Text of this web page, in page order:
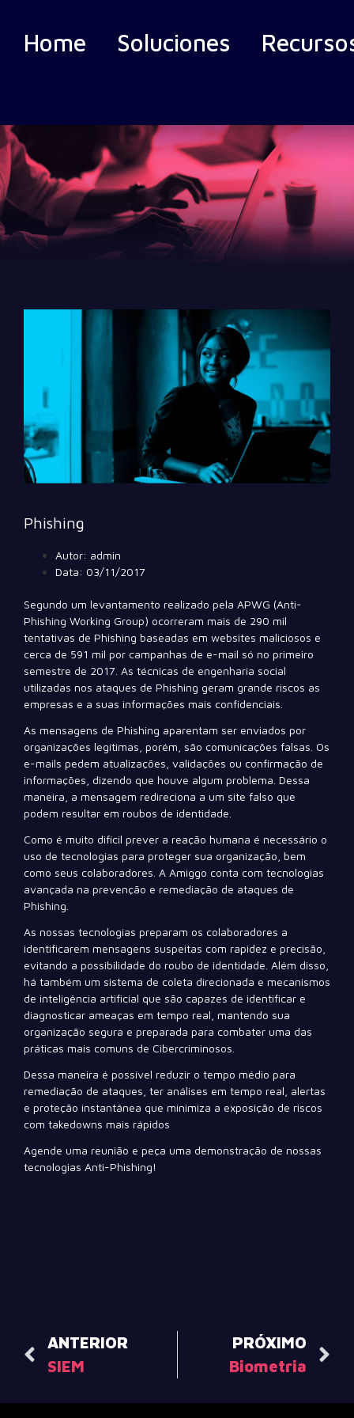
Home Soluciones
Phishing
Autor: admin
Data: 03/11/2017
Segundo um levantamento realizado pela APWG (Anti-
Phishing Working Group) ocorreram mais de 290 mil
tentativas de Phishing baseadas em websites maliciosos e
cerca de 591 mil por campanhas de e-mail só no primeiro
semestre de 2017. As técnicas de engenharia social
utilizadas nos ataques de Phishing geram grande riscos as
empresas e a suas informações mais confidenciais.
As mensagens de Phishing aparentam ser enviados por
organizações legítimas, porém, são comunicações falsas. Os
e-mails pedem atualizações, validações ou confirmação de
informações, dizendo que houve algum problema. Dessa
maneira, a mensagem redireciona a um site falso que
podem resultar em roubos de identidade.
Como é muito difícil prever a reação humana é necessário o
uso de tecnologias para proteger sua organização, bem
como seus colaboradores. A Amiggo conta com tecnologias
avançada na prevenção e remediação de ataques de
Phishing.
As nossas tecnologias preparam os colaboradores a
identificarem mensagens suspeitas com rapidez e precisão,
evitando a possibilidade do roubo de identidade. Além disso,
há também um sistema de coleta direcionada e mecanismos
de inteligência artificial que são capazes de identificar e
diagnosticar ameaças em tempo real, mantendo sua
organização segura e preparada para combater uma das
práticas mais comuns de Cibercriminosos.
Dessa maneira é possível reduzir o tempo médio para
remediação de ataques, ter análises em tempo real, alertas
e proteção instantânea que minimiza a exposição de riscos
com takedowns mais rápidos
Agende uma reunião e peça uma demonstração de nossas
tecnologias Anti-Phishing!
ANTERIOR
SIEM
PRÓXIMO
Biometria